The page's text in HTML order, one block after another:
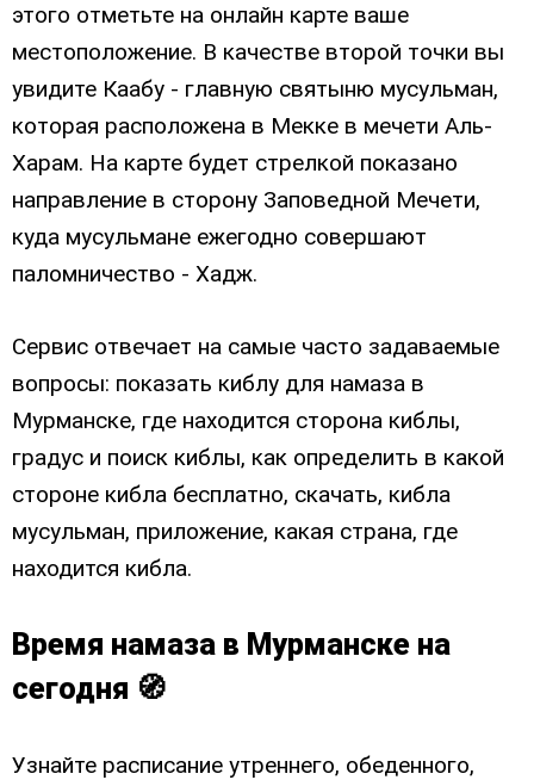
этого отметьте на онлайн карте ваше
местоположение. В качестве второй точки вы
увидите Каабу - главную святыню мусульман,
которая расположена в Мекке в мечети Аль-
Харам. На карте будет стрелкой показано
направление в сторону Заповедной Мечети,
куда мусульмане ежегодно совершают
паломничество - Хадж.
Сервис отвечает на самые часто задаваемые
вопросы: показать киблу для намаза в
Мурманске, где находится сторона киблы,
градус и поиск киблы, как определить в какой
стороне кибла бесплатно, скачать, кибла
мусульман, приложение, какая страна, где
находится кибла.
Время намаза в Мурманске на
сегодня 🧭
Узнайте расписание утреннего, обеденного,